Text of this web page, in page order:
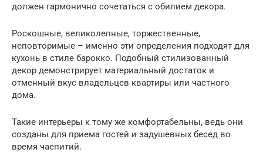
должен гармонично сочетаться с обилием декора.
Роскошные, великолепные, торжественные,
неповторимые – именно эти определения подходят для
кухонь в стиле барокко. Подобный стилизованный
декор демонстрирует материальный достаток и
отменный вкус владельцев квартиры или частного
дома.
Такие интерьеры к тому же комфортабельны, ведь они
созданы для приема гостей и задушевных бесед во
время чаепитий.